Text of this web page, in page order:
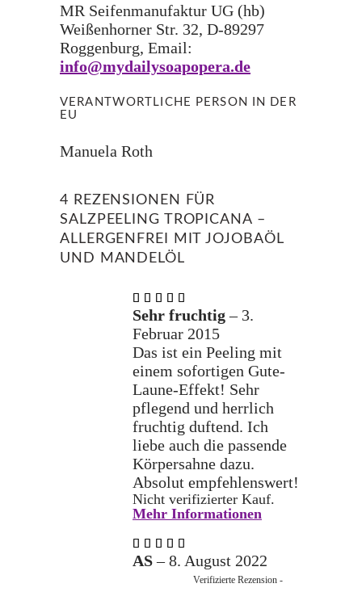
MR Seifenmanufaktur UG (hb)
Weißenhorner Str. 32, D-89297
Roggenburg, Email:
info@mydailysoapopera.de
VERANTWORTLICHE PERSON IN DER
EU
Manuela Roth
4 REZENSIONEN FÜR
SALZPEELING TROPICANA –
ALLERGENFREI MIT JOJOBAÖL
UND MANDELÖL
mit
5
von 5
Sehr fruchtig– 3.
Februar 2015
Das ist ein Peeling mit
einem sofortigen Gute-
Laune-Effekt! Sehr
pflegend und herrlich
fruchtig duftend. Ich
liebe auch die passende
Körpersahne dazu.
Absolut empfehlenswert!
Nicht verifizierter Kauf.
Mehr Informationen
mit
5
von 5
AS– 8. August 2022
Verifizierte Rezension -